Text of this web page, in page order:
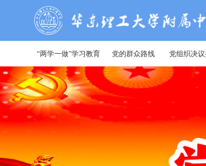
“两学一做”学习教育 党的群众路线 党组织决